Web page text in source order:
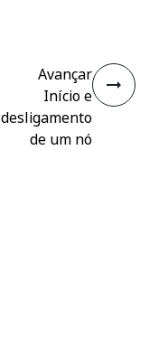
Avançar
Início e
desligamento
de um nó